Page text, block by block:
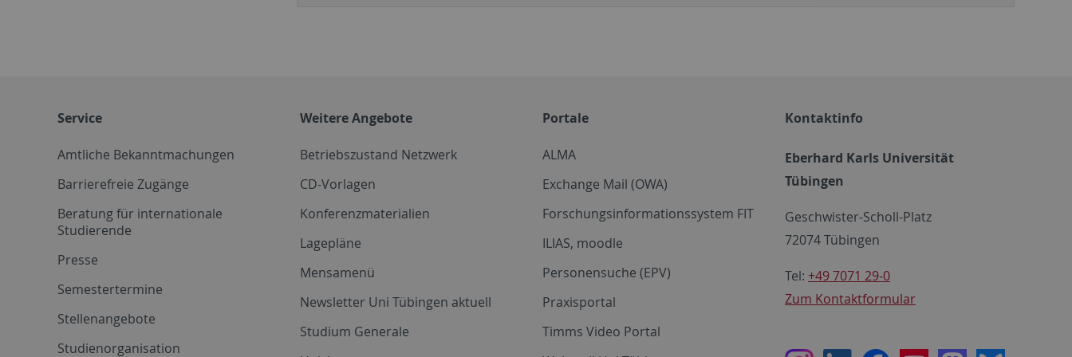
Service
Amtliche Bekanntmachungen
Barrierefreie Zugänge
Beratung für internationale
Studierende
Presse
Semestertermine
Stellenangebote
Studienorganisation
Weitere Angebote
Betriebszustand Netzwerk
CD-Vorlagen
Konferenzmaterialien
Lagepläne
Mensamenü
Newsletter Uni Tübingen aktuell
Studium Generale
Portale
ALMA
Exchange Mail (OWA)
Forschungsinformationssystem FIT
ILIAS, moodle
Personensuche (EPV)
Praxisportal
Timms Video Portal
Kontaktinfo
Eberhard Karls Universität
Tübingen
Geschwister-Scholl-Platz
72074 Tübingen
Tel: +49 7071 29-0
Zum Kontaktformular